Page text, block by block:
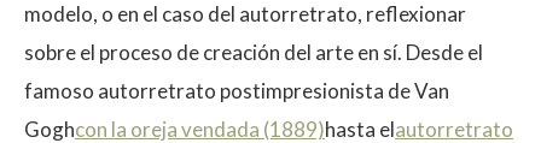
modelo, o en el caso del autorretrato, reflexionar
sobre el proceso de creación del arte en sí. Desde el
famoso autorretrato postimpresionista de Van
Goghcon la oreja vendada (1889)hasta elautorretrato